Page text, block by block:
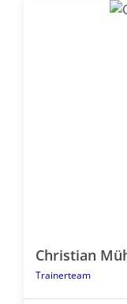
Christian
Trainerteam